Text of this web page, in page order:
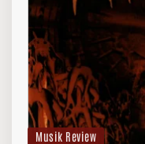
Musik Review